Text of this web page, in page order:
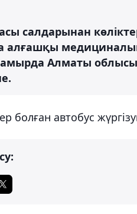
салдарынан
медициналық
Алматы облысы
болған автобус